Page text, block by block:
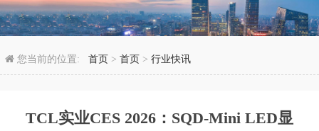
您当前的位置:首页 >首页 >行业快讯
TCL实业CES 2026：SQD-Mini LED显